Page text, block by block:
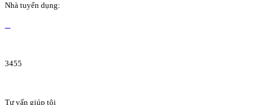
Nhà tuyển dụng:
3455
Tư vấn giúp tôi